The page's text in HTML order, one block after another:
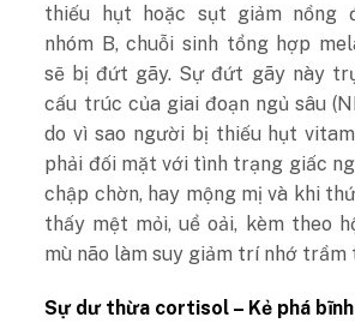
thiếu hụt hoặc sụt giảm nồng
nhóm B, chuỗi sinh tổng hợp
sẽ bị đứt gãy. Sự đứt gãy này
cấu trúc của giai đoạn ngủ sâu
do vì sao người bị thiếu hụt
phải đối mặt với tình trạng giấc
chập chờn, hay mộng mị và khi
thấy mệt mỏi, uể oải, kèm theo
mù não làm suy giảm trí nhớ trầm
Sự dư thừa cortisol – Kẻ phá